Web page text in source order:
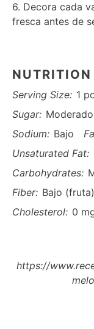
6. Decora cada
fresca antes de
NUTRITION
Serving Size: 1
Sugar:
Sodium: Bajo
Unsaturated Fat:
Carbohydrates:
Fiber: Bajo (fruta)
Cholesterol: 0
https://